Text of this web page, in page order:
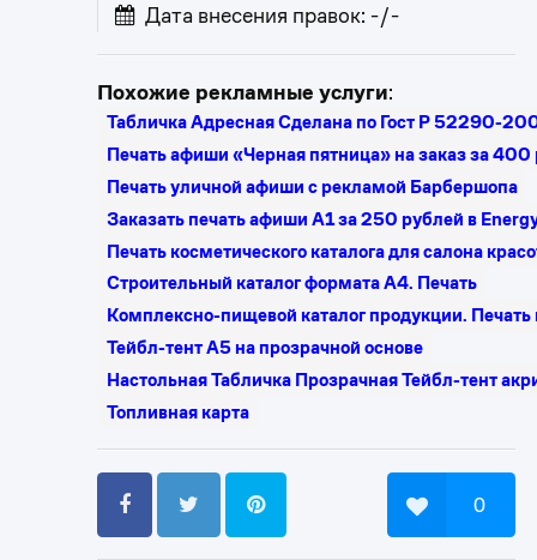
Дата внесения правок: -/-
Похожие рекламные услуги:
Табличка Адресная Сделана по Гост Р 52290-
Печать афиши «Черная пятница» на заказ за 400
Печать уличной афиши с рекламой Барбершопа
Заказать печать афиши А1 за 250 рублей в
Печать косметического каталога для салона
Строительный каталог формата А4. Печать
Комплексно-пищевой каталог продукции. Печать
Тейбл-тент А5 на прозрачной основе
Настольная Табличка Прозрачная Тейбл-тент
Топливная карта
0